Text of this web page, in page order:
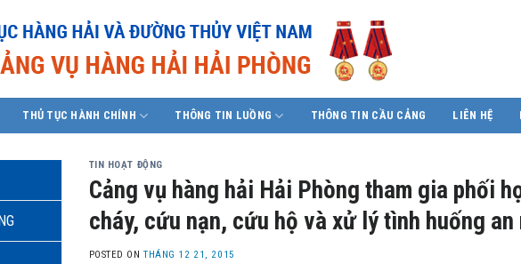
THỦ TỤC HÀNH CHÍNH THÔNG TIN LUỒNG THÔNG TIN CẦU CẢNG LIÊN HỆ
TIN HOẠT ĐỘNG
Cảng vụ hàng hải Hải Phòng tham gia phối
cháy, cứu nạn, cứu hộ và xử lý tình huống
POSTED ONTHÁNG 12 21, 2015